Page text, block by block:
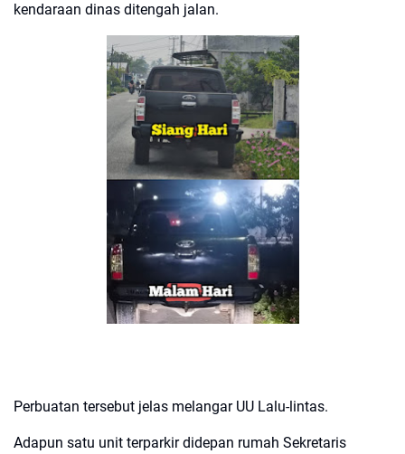
kendaraan dinas ditengah jalan.
Perbuatan tersebut jelas melangar UU Lalu-lintas.
Adapun satu unit terparkir didepan rumah Sekretaris